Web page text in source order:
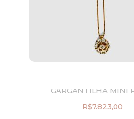
GARGANTILHA MINI
R$7.823,00